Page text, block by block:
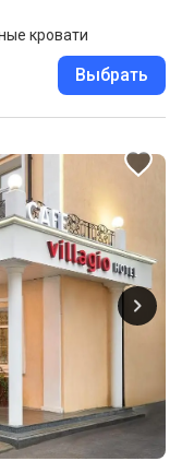
кровати
Выбрать